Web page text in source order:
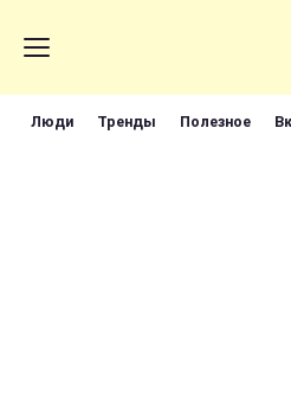
Люди Тренды Полезное